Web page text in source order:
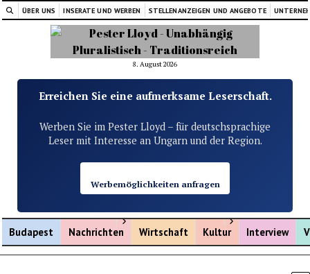
ÜBER UNS INSERATE UND WERBEN STELLENANZEIGEN UND ANGEBOTE
8. August 2026
Erreichen Sie eine aufmerksame Leserschaft.
Werben Sie im Pester Lloyd – für deutschsprachige
Leser mit Interesse an Ungarn und der Region.
Werbemöglichkeiten anfragen
Budapest Nachrichten
Menü öffnen
Wirtschaft Kultur
Menü öffnen
Interview